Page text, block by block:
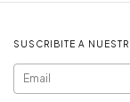
SUSCRIBITE A